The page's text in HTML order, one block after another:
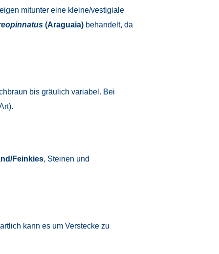
mitunter eine kleine/vestigiale
(Araguaia)behandelt, da
bis gräulich variabel. Bei
Feinkies, Steinen und
kann es um Verstecke zu